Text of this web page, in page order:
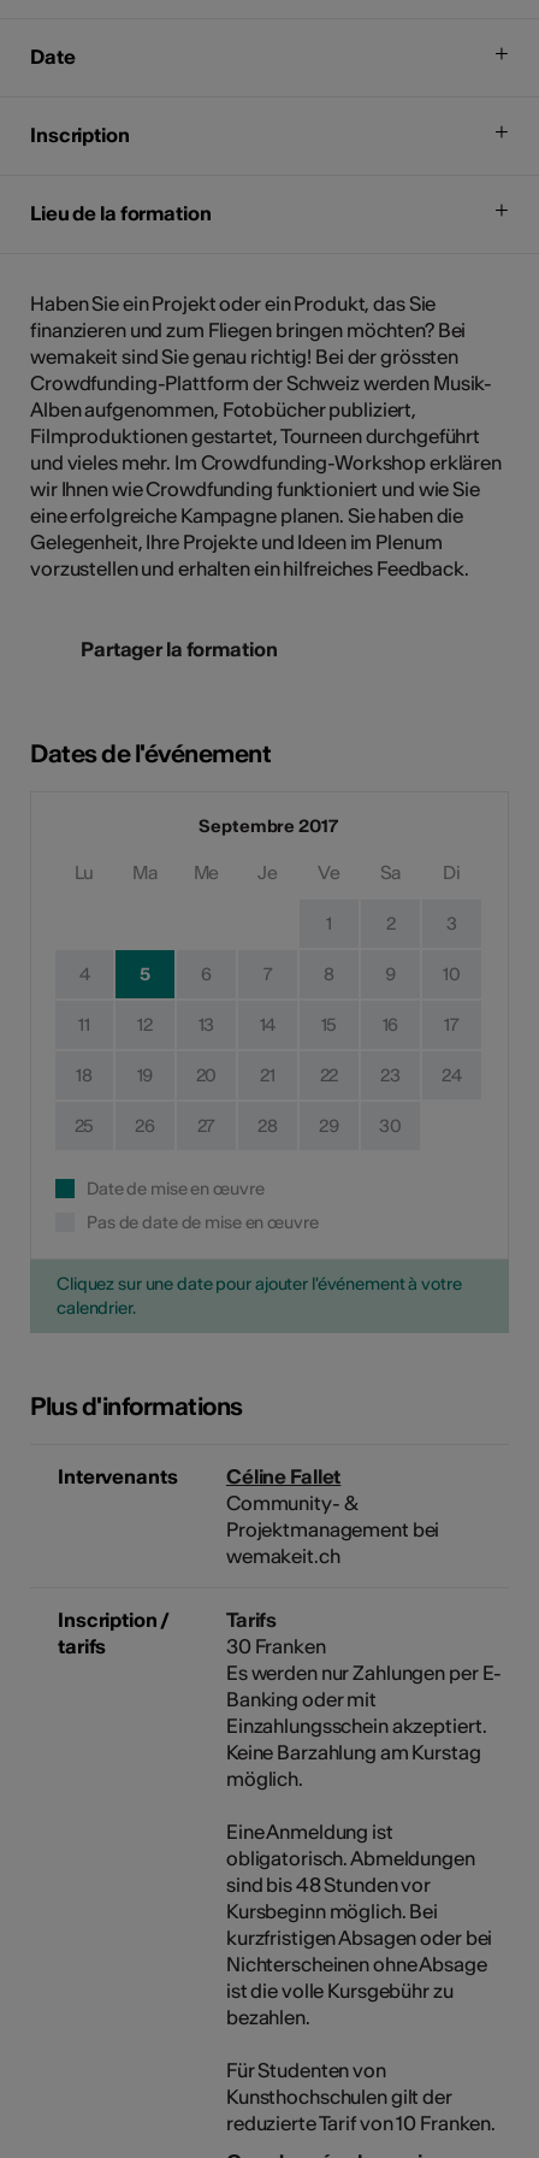
Date
Inscription
Lieu de la formation
Haben Sie ein Projekt oder ein Produkt, das Sie
finanzieren und zum Fliegen bringen möchten? Bei
wemakeit sind Sie genau richtig! Bei der grössten
Crowdfunding-Plattform der Schweiz werden Musik-
Alben aufgenommen, Fotobücher publiziert,
Filmproduktionen gestartet, Tourneen durchgeführt
und vieles mehr. Im Crowdfunding-Workshop erklären
wir Ihnen wie Crowdfunding funktioniert und wie Sie
eine erfolgreiche Kampagne planen. Sie haben die
Gelegenheit, Ihre Projekte und Ideen im Plenum
vorzustellen und erhalten ein hilfreiches Feedback.
Partager la formation
Dates de l'événement
Septembre 2017
Lu Ma Me Je Ve Sa Di
1 2 3
4 5 6 7 8 9 10
11 12 13 14 15 16 17
18 19 20 21 22 23 24
25 26 27 28 29 30
Date de mise en œuvre
Pas de date de mise en œuvre
Cliquez sur une date pour ajouter l'événement à votre
calendrier.
Plus d'informations
Intervenants
Céline Fallet
Community- &
Projektmanagement bei
wemakeit.ch
Inscription /
tarifs
Tarifs
30 Franken
Es werden nur Zahlungen per E-
Banking oder mit
Einzahlungsschein akzeptiert.
Keine Barzahlung am Kurstag
möglich.
Eine Anmeldung ist
obligatorisch. Abmeldungen
sind bis 48 Stunden vor
Kursbeginn möglich. Bei
kurzfristigen Absagen oder bei
Nichterscheinen ohne Absage
ist die volle Kursgebühr zu
bezahlen.
Für Studenten von
Kunsthochschulen gilt der
reduzierte Tarif von 10 Franken.